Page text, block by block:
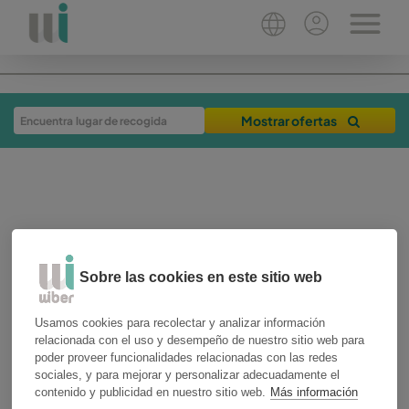
Mostrar ofertas
experiencias de viaje málaga
Algunos consejos para
Sobre las cookies en este sitio web
Usamos cookies para recolectar y analizar información
relacionada con el uso y desempeño de nuestro sitio web para
poder proveer funcionalidades relacionadas con las redes
sociales, y para mejorar y personalizar adecuadamente el
contenido y publicidad en nuestro sitio web.
Más información